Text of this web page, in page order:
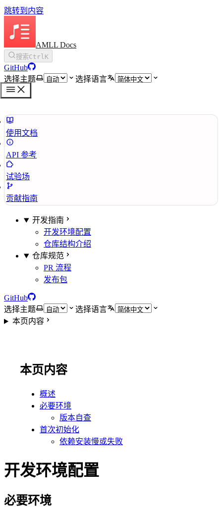
跳转到内容
AMLL Docs
搜索CtrlK
GitHub
选择主题
选择语言
使用文档
API 参考
试验场
贡献指南
开发指南
开发环境配置
仓库结构介绍
仓库规范
PR 流程
发布包
GitHub
选择主题
选择语言
本页内容
本页内容
概述
必要环境
版本自查
首次初始化
依赖安装慢或失败
开发环境配置
必要环境